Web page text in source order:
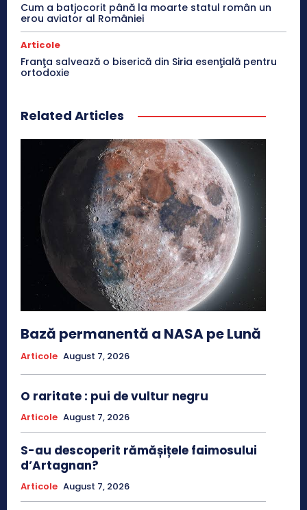
Cum a batjocorit până la moarte statul român un
erou aviator al României
Articole
Franţa salvează o biserică din Siria esenţială pentru
ortodoxie
Related Articles
Bază permanentă a NASA pe Lună
Articole August 7, 2026
O raritate : pui de vultur negru
Articole August 7, 2026
S-au descoperit rămășițele faimosului
d’Artagnan?
Articole August 7, 2026